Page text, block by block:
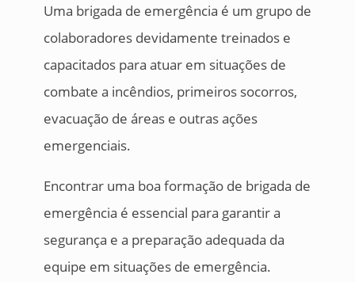
Uma brigada de emergência é um grupo de
colaboradores devidamente treinados e
capacitados para atuar em situações de
combate a incêndios, primeiros socorros,
evacuação de áreas e outras ações
emergenciais.
Encontrar uma boa formação de brigada de
emergência é essencial para garantir a
segurança e a preparação adequada da
equipe em situações de emergência.